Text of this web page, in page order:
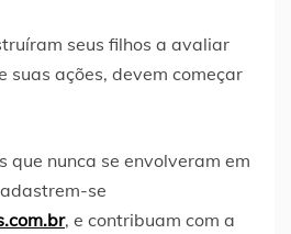
seus filhos a avaliar
suas ações, devem começar
que nunca se envolveram em
se
, e contribuam com a